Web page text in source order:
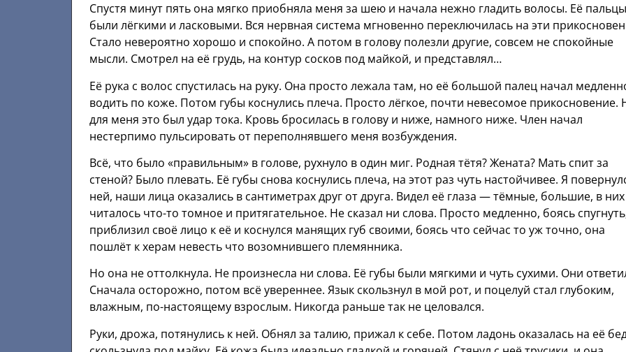
Спустя минут пять она мягко приобняла меня за шею и начала нежно гладить волосы. Её пальцы
были лёгкими и ласковыми. Вся нервная система мгновенно переключилась на эти
Стало невероятно хорошо и спокойно. А потом в голову полезли другие, совсем не спокойные
мысли. Смотрел на её грудь, на контур сосков под майкой, и представлял…
Её рука с волос спустилась на руку. Она просто лежала там, но её большой палец начал
водить по коже. Потом губы коснулись плеча. Просто лёгкое, почти невесомое прикосновение.
для меня это был удар тока. Кровь бросилась в голову и ниже, намного ниже. Член начал
нестерпимо пульсировать от переполнявшего меня возбуждения.
Всё, что было «правильным» в голове, рухнуло в один миг. Родная тётя? Жената? Мать спит за
стеной? Было плевать. Её губы снова коснулись плеча, на этот раз чуть настойчивее. Я
ней, наши лица оказались в сантиметрах друг от друга. Видел её глаза — тёмные, большие, в них
читалось что-то томное и притягательное. Не сказал ни слова. Просто медленно, боясь
приблизил своё лицо к её и коснулся манящих губ своими, боясь что сейчас то уж точно, она
пошлёт к херам невесть что возомнившего племянника.
Но она не оттолкнула. Не произнесла ни слова. Её губы были мягкими и чуть сухими. Они
Сначала осторожно, потом всё увереннее. Язык скользнул в мой рот, и поцелуй стал глубоким,
влажным, по-настоящему взрослым. Никогда раньше так не целовался.
Руки, дрожа, потянулись к ней. Обнял за талию, прижал к себе. Потом ладонь оказалась на её